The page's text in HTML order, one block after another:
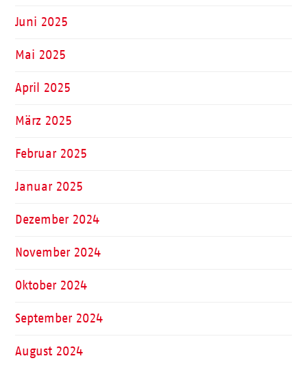
Juni 2025
Mai 2025
April 2025
März 2025
Februar 2025
Januar 2025
Dezember 2024
November 2024
Oktober 2024
September 2024
August 2024